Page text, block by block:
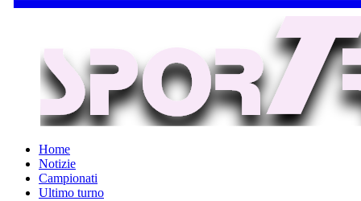
Home
Notizie
Campionati
Ultimo turno